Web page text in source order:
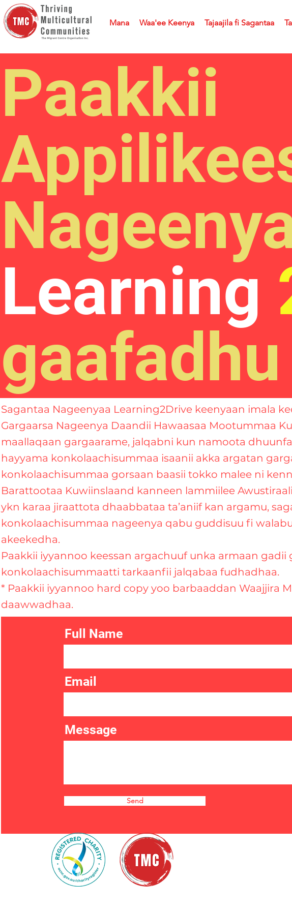
Mana Waa'ee Keenya Tajaajila fi Sagantaa
Paakkii
Learning
gaafadhu
Sagantaa Nageenyaa Learning2Drive keenyaan imala
Gargaarsa Nageenya Daandii Hawaasaa Mootummaa
maallaqaan gargaarame, jalqabni kun namoota
hayyama konkolaachisummaa isaanii akka argatan
konkolaachisummaa gorsaan baasii tokko malee ni
Barattootaa Kuwiinslaand kanneen lammiilee
ykn karaa jiraattota dhaabbataa ta’aniif kan argamu,
konkolaachisummaa nageenya qabu guddisuu fi
akeekedha.
Paakkii iyyannoo keessan argachuuf unka armaan gadii
konkolaachisummaatti tarkaanfii jalqabaa fudhadhaa.
* Paakkii iyyannoo hard copy yoo barbaaddan Waajjira
daawwadhaa.
Full Name
Email
Message
Send